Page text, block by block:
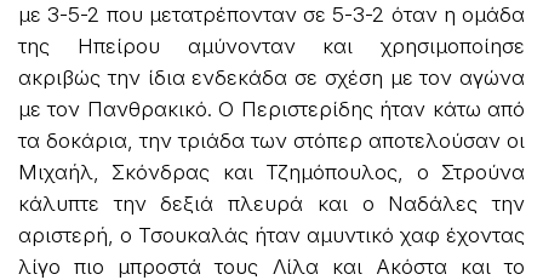
με 3-5-2 που μετατρέπονταν σε 5-3-2 όταν η ομάδα
της Ηπείρου αμύνονταν και χρησιμοποίησε
ακριβώς την ίδια ενδεκάδα σε σχέση με τον αγώνα
με τον Πανθρακικό. Ο Περιστερίδης ήταν κάτω από
τα δοκάρια, την τριάδα των στόπερ αποτελούσαν οι
Μιχαήλ, Σκόνδρας και Τζημόπουλος, ο Στρούνα
κάλυπτε την δεξιά πλευρά και ο Ναδάλες την
αριστερή, ο Τσουκαλάς ήταν αμυντικό χαφ έχοντας
λίγο πιο μπροστά τους Λίλα και Ακόστα και το